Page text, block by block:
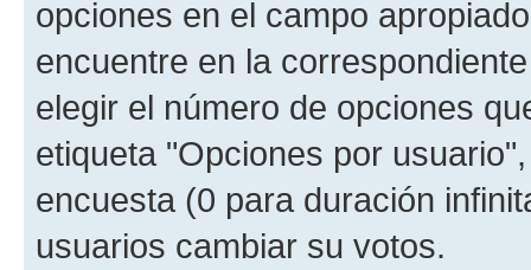
opciones en el campo
encuentre en la
elegir el número de opciones
etiqueta "Opciones por
encuesta (0 para duración
usuarios cambiar su votos.